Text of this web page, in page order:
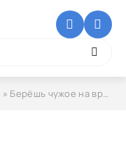
» Берёшь чужое на время